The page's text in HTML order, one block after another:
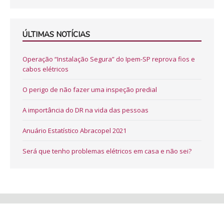
ÚLTIMAS NOTÍCIAS
Operação “Instalação Segura” do Ipem-SP reprova fios e
cabos elétricos
O perigo de não fazer uma inspeção predial
A importância do DR na vida das pessoas
Anuário Estatístico Abracopel 2021
Será que tenho problemas elétricos em casa e não sei?